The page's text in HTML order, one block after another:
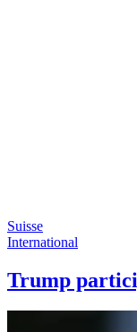
Suisse
International
Trump